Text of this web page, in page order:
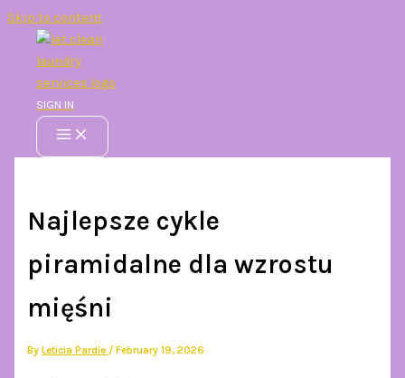
Skip to content
SIGN IN
Najlepsze cykle
piramidalne dla wzrostu
mięśni
ByLeticia Pardie /February 19, 2026